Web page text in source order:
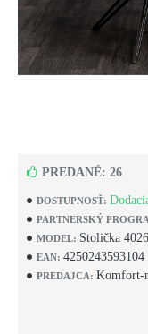
DOSTUPNOSŤ:
PARTNERSKÝ
MODEL: Stolička
EAN: 4250243593104
PREDAJCA: Komfort-
PREDANÉ: 26